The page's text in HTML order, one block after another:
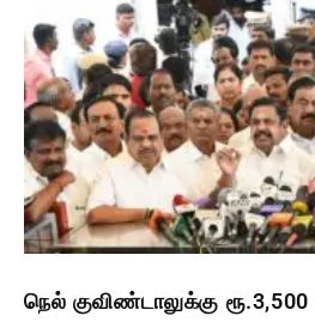
நெல் குவிண்டாலுக்கு